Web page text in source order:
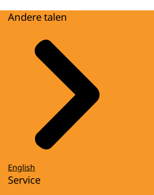
Andere talen
English
Service